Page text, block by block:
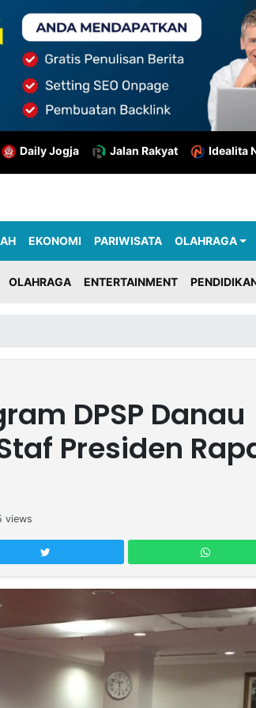
Daily Jogja Jalan Rakyat Idealita
EKONOMI PARIWISATA OLAHRAGA
OLAHRAGA ENTERTAINMENT
DPSP Danau
Presiden
views